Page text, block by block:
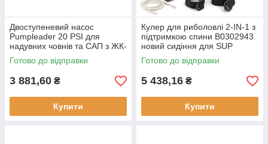
Двоступеневий насос
Pumpleader 20 PSI для
надувних човнів та САП з ЖК-
екраном та адаптерами 12 V
цифровий насос
Готово до відправки
3 881,60 ₴
Купити
Кулер для риболовлі 2-IN-1 з
підтримкою спини B0302943
новий сидіння для SUP
риболовлі
Готово до відправки
5 438,16 ₴
Купити